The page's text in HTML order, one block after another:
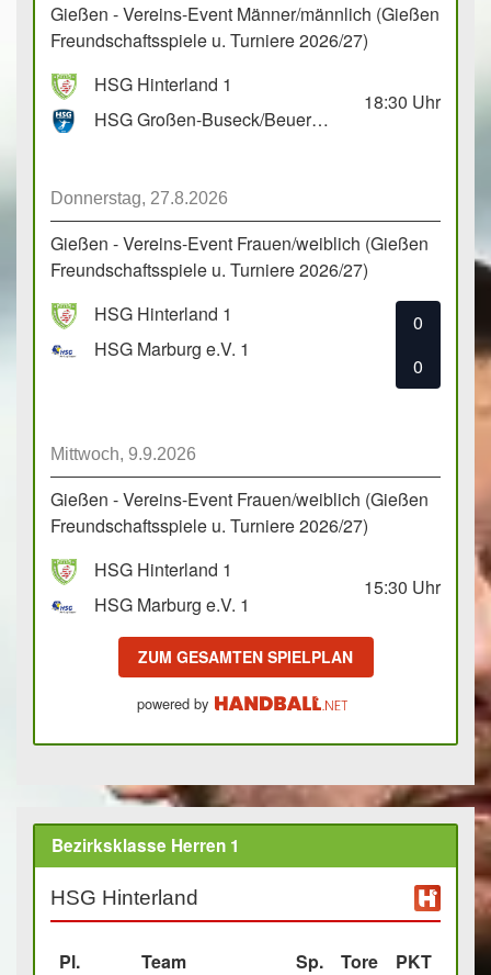
Gießen - Vereins-Event Männer/männlich (Gießen
Freundschaftsspiele u. Turniere 2026/27)
HSG Hinterland 1
HSG Großen-Buseck/Beuern 1
18:30 Uhr
Donnerstag, 27.8.2026
Gießen - Vereins-Event Frauen/weiblich (Gießen
Freundschaftsspiele u. Turniere 2026/27)
HSG Hinterland 1
HSG Marburg e.V. 1
0
0
Mittwoch, 9.9.2026
Gießen - Vereins-Event Frauen/weiblich (Gießen
Freundschaftsspiele u. Turniere 2026/27)
HSG Hinterland 1
HSG Marburg e.V. 1
15:30 Uhr
ZUM GESAMTEN SPIELPLAN
powered by
Bezirksklasse Herren 1
HSG Hinterland
Pl. Team Sp. Tore
PKT